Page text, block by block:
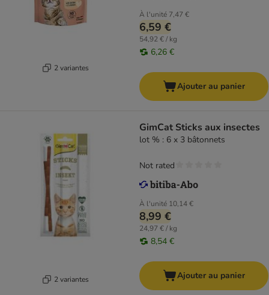
2 variantes
À l'unité 7,47 €
6,59 €
54,92 € / kg
6,26 €
Ajouter au panier
2 variantes
GimCat Sticks aux insectes
lot % : 6 x 3 bâtonnets
À l'unité 10,14 €
8,99 €
24,97 € / kg
8,54 €
Not rated
Ajouter au panier